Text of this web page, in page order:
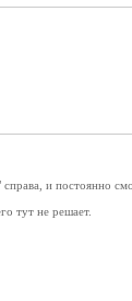
и постоянно
тут не решает.